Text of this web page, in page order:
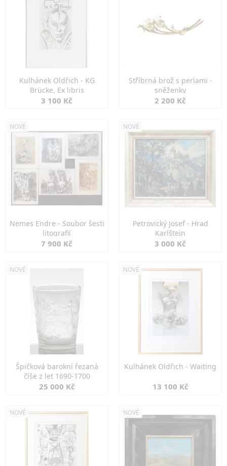
Kulhánek Oldřich - KG
Brücke, Ex libris
3 100 Kč
Stříbrná brož s perlami -
sněženky
2 200 Kč
NOVÉ
Nemes Endre - Soubor šesti
litografií
7 900 Kč
NOVÉ
Petrovický Josef - Hrad
Karlštejn
3 000 Kč
NOVÉ
Špičková barokní řezaná
číše z let 1690-1700
25 000 Kč
NOVÉ
Kulhánek Oldřich - Waiting
13 100 Kč
NOVÉ NOVÉ